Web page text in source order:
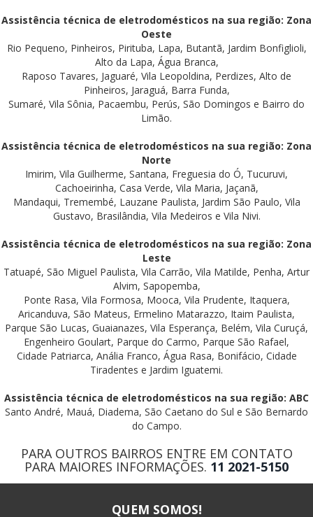
Assistência técnica de eletrodomésticos na sua região: Zona
Oeste
Rio Pequeno, Pinheiros, Pirituba, Lapa, Butantã, Jardim Bonfiglioli,
Alto da Lapa, Água Branca,
Raposo Tavares, Jaguaré, Vila Leopoldina, Perdizes, Alto de
Pinheiros, Jaraguá, Barra Funda,
Sumaré, Vila Sônia, Pacaembu, Perús, São Domingos e Bairro do
Limão.
Assistência técnica de eletrodomésticos na sua região: Zona
Norte
Imirim, Vila Guilherme, Santana, Freguesia do Ó, Tucuruvi,
Cachoeirinha, Casa Verde, Vila Maria, Jaçanã,
Mandaqui, Tremembé, Lauzane Paulista, Jardim São Paulo, Vila
Gustavo, Brasilândia, Vila Medeiros e Vila Nivi.
Assistência técnica de eletrodomésticos na sua região: Zona
Leste
Tatuapé, São Miguel Paulista, Vila Carrão, Vila Matilde, Penha, Artur
Alvim, Sapopemba,
Ponte Rasa, Vila Formosa, Mooca, Vila Prudente, Itaquera,
Aricanduva, São Mateus, Ermelino Matarazzo, Itaim Paulista,
Parque São Lucas, Guaianazes, Vila Esperança, Belém, Vila Curuçá,
Engenheiro Goulart, Parque do Carmo, Parque São Rafael,
Cidade Patriarca, Anália Franco, Água Rasa, Bonifácio, Cidade
Tiradentes e Jardim Iguatemi.
Assistência técnica de eletrodomésticos na sua região: ABC
Santo André, Mauá, Diadema, São Caetano do Sul e São Bernardo
do Campo.
PARA OUTROS BAIRROS ENTRE EM CONTATO
PARA MAIORES INFORMAÇÕES. 11 2021-5150
QUEM SOMOS!